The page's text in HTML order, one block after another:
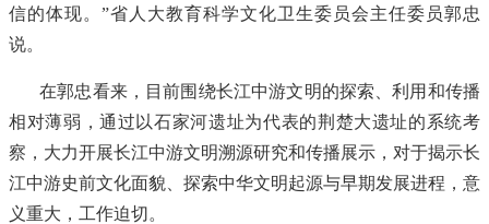
信的体现。”省人大教育科学文化卫生委员会主任委员郭忠
说。
在郭忠看来，目前围绕长江中游文明的探索、利用和传播
相对薄弱，通过以石家河遗址为代表的荆楚大遗址的系统考
察，大力开展长江中游文明溯源研究和传播展示，对于揭示长
江中游史前文化面貌、探索中华文明起源与早期发展进程，意
义重大，工作迫切。